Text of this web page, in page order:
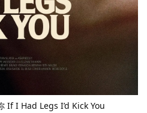
If I Had Legs I’d Kick You